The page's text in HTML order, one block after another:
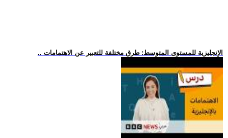
.. الإنجليزية للمستوى المتوسط: طرق مختلفة للتعبير عن الاهتمامات